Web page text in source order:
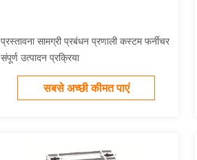
प्रस्तावना सामग्री प्रबंधन प्रणाली कस्टम फर्नीचर
संपूर्ण उत्पादन प्रक्रिया
सबसे अच्छी कीमत पाएं